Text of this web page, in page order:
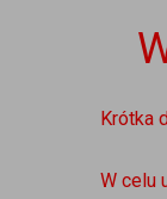
Krótka
W celu